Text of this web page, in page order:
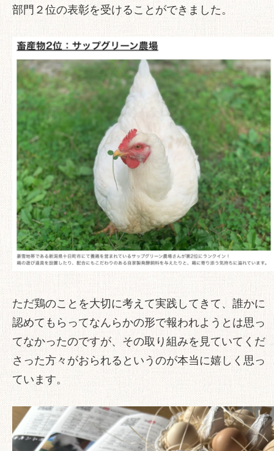
部門２位の表彰を受けることができました。
ただ鶏のことを大切に考えて実践してきて、誰かに
認めてもらってなんらかの形で報われようとは思っ
てなかったのですが、その取り組みを見ていてくだ
さった方々がおられるというのが本当に嬉しく思っ
ています。